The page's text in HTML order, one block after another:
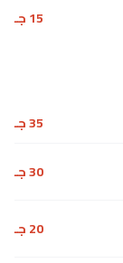
15 جـ
35 جـ
30 جـ
20 جـ